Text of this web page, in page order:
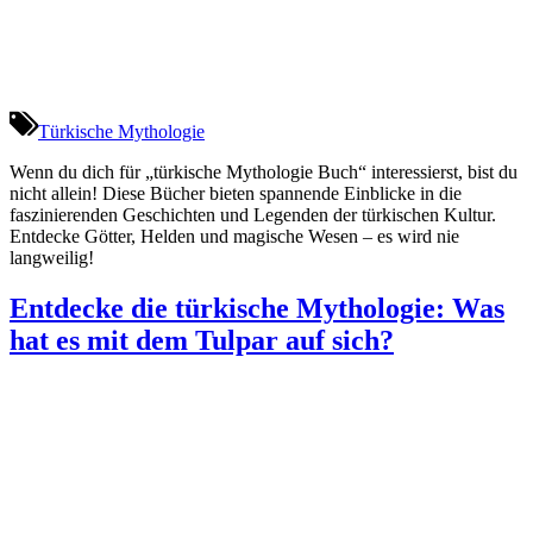
Türkische Mythologie
Wenn du dich für „türkische Mythologie Buch“ interessierst, bist du
nicht allein! Diese Bücher bieten spannende Einblicke in die
faszinierenden Geschichten und Legenden der türkischen Kultur.
Entdecke Götter, Helden und magische Wesen – es wird nie
langweilig!
Entdecke die türkische Mythologie: Was
hat es mit dem Tulpar auf sich?